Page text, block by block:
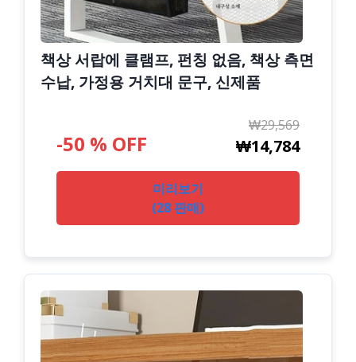
책상 서랍에 클램프, 펀칭 없음, 책상 측면
수납, 가정용 거치대 문구, 신제품
-50 % OFF
₩29,569
₩14,784
미리보기
(28 판매)